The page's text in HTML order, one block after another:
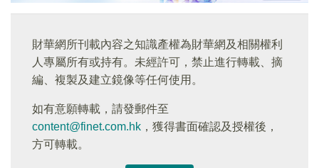
財華網所刊載內容之知識產權為財華網及相關權利
人專屬所有或持有。未經許可，禁止進行轉載、摘
編、複製及建立鏡像等任何使用。
如有意願轉載，請發郵件至
content@finet.com.hk ，獲得書面確認及授權後，
方可轉載。